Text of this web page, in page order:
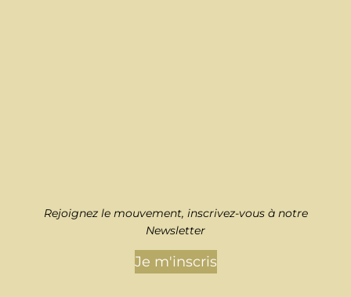
Rejoignez le mouvement, inscrivez-vous à notre
Newsletter
Je m'inscris